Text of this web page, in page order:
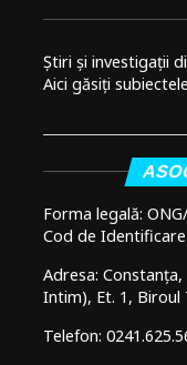
Știri și investigații
Aici găsiți
Forma legală:
Cod de Identificare
Adresa:
Intim), Et. 1, Biroul
Telefon: